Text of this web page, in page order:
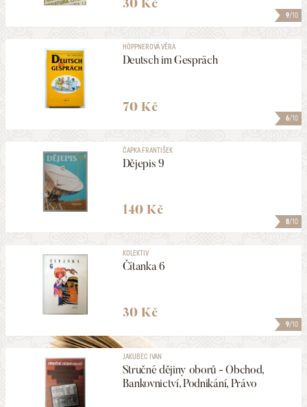
9/10
30 Kč
6/10
HÖPPNEROVÁ VĚRA
Deutsch im Gespräch
70 Kč
8/10
ČAPKA FRANTIŠEK
Dějepis 9
140 Kč
9/10
KOLEKTIV
Čítanka 6
30 Kč
JAKUBEC IVAN
Stručné dějiny oborů - Obchod,
Bankovnictví, Podnikání, Právo